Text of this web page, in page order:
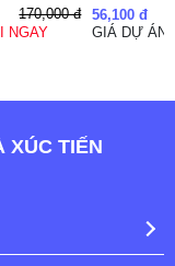
170,000 đ
NGAY
56,100 đ
GIÁ DỰ
XÚC TIẾN